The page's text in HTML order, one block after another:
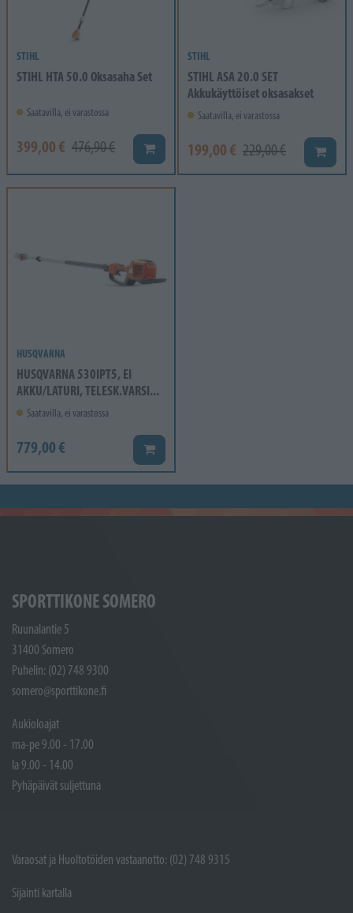
STIHL
STIHL HTA 50.0 Oksasaha Set
Saatavilla, ei varastossa
399,00 € 476,90 € Lisää koriin
STIHL
STIHL ASA 20.0 SET
Akkukäyttöiset oksasakset
Saatavilla, ei varastossa
199,00 € 229,00 € Lisää
HUSQVARNA
HUSQVARNA 530IPT5, EI
AKKU/LATURI, TELESK.VARSI...
Saatavilla, ei varastossa
779,00 € Lisää koriin
SPORTTIKONE SOMERO
Ruunalantie 5
31400 Somero
Puhelin: (02) 748 9300
somero@sporttikone.fi
Aukioloajat
ma-pe 9.00 - 17.00
la 9.00 - 14.00
Pyhäpäivät suljettuna
Varaosat ja Huoltotöiden vastaanotto: (02) 748 9315
Sijainti kartalla